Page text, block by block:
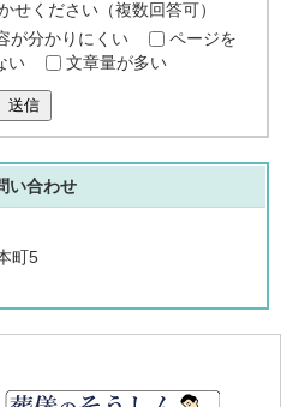
せください（複数回答可）
が分かりにくい
ページを
い 文章量が多い
送信
い合わせ
町5